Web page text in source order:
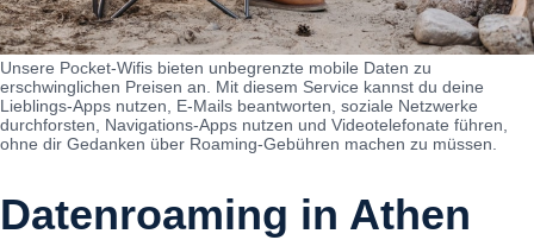
Unsere Pocket-Wifis bieten unbegrenzte mobile Daten zu
erschwinglichen Preisen an. Mit diesem Service kannst du deine
Lieblings-Apps nutzen, E-Mails beantworten, soziale Netzwerke
durchforsten, Navigations-Apps nutzen und Videotelefonate führen,
ohne dir Gedanken über Roaming-Gebühren machen zu müssen.
Datenroaming in Athen